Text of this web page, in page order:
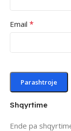
Shqyrtime
Ende pa
Email *